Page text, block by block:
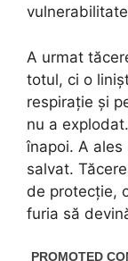
A urmat
totul, ci o
respirație și
nu a
înapoi. A ales
salvat.
de protecție,
furia să